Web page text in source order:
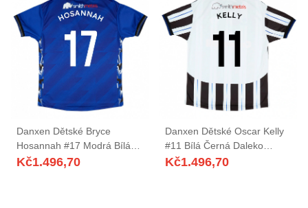
Danxen Dětské Bryce
Hosannah #17 Modrá Bílá
Domů Hráčské Dresy
Kč1.496,70
Danxen Dětské Oscar Kelly
#11 Bílá Černá Daleko
Hráčské Dresy 2025/26 Dres
Kč1.496,70